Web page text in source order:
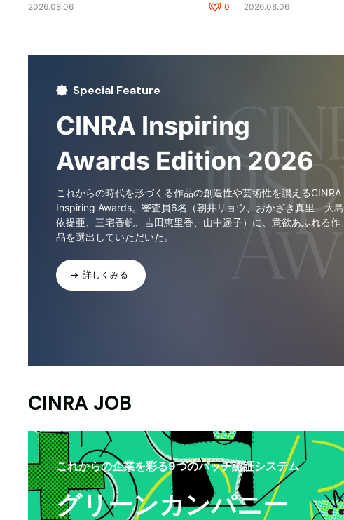
2026.08.06 0 2026.08.06
Special Feature
CINRA Inspiring
Awards Edition 2026
これからの時代を形づくる作品の創造性や芸術性を讃えるCINRA
Inspiring Awards。審査員6名（朝井リョウ、おかざき真里、大島
依提亜、三宅香帆、吉田恵里香、山中遥子）に、意欲あふれる作
品を選出していただいた。
詳しくみる
CINRA JOB
これからの企業を彩る9つのバッヂ認証システム
グリーンカンパニー